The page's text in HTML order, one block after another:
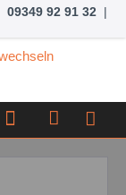
09349 92 91 32 |